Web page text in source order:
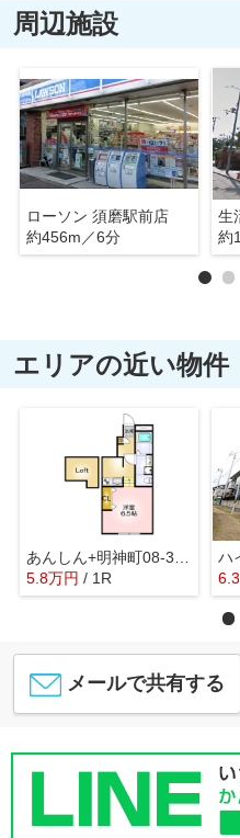
周辺施設
ローソン 須磨駅前店
約456m／6分
約
エリアの近い物件
5.8万円 / 1R
ハ
6.3
メールで共有する